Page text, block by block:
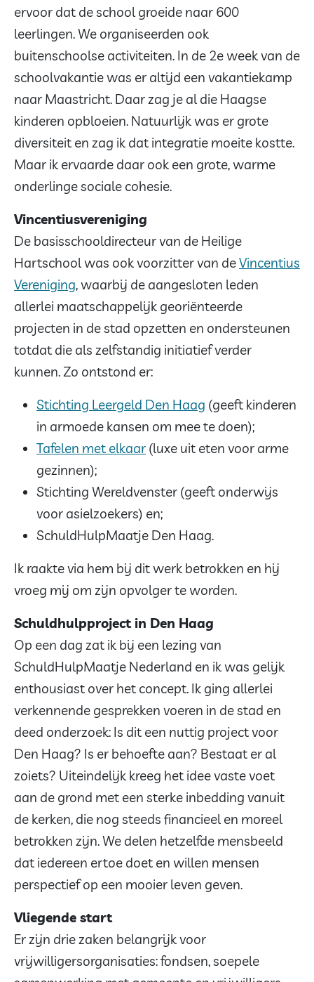
ervoor dat de school groeide naar 600
leerlingen. We organiseerden ook
buitenschoolse activiteiten. In de 2e week van de
schoolvakantie was er altijd een vakantiekamp
naar Maastricht. Daar zag je al die Haagse
kinderen opbloeien. Natuurlijk was er grote
diversiteit en zag ik dat integratie moeite kostte.
Maar ik ervaarde daar ook een grote, warme
onderlinge sociale cohesie.
Vincentiusvereniging
De basisschooldirecteur van de Heilige
Hartschool was ook voorzitter van deVincentius
Vereniging, waarbij de aangesloten leden
allerlei maatschappelijk georiënteerde
projecten in de stad opzetten en ondersteunen
totdat die als zelfstandig initiatief verder
kunnen. Zo ontstond er:
Stichting Leergeld Den Haag (geeft kinderen
in armoede kansen om mee te doen);
Tafelen met elkaar (luxe uit eten voor arme
gezinnen);
Stichting Wereldvenster (geeft onderwijs
voor asielzoekers) en;
SchuldHulpMaatje Den Haag.
Ik raakte via hem bij dit werk betrokken en hij
vroeg mij om zijn opvolger te worden.
Schuldhulpproject in Den Haag
Op een dag zat ik bij een lezing van
SchuldHulpMaatje Nederland en ik was gelijk
enthousiast over het concept. Ik ging allerlei
verkennende gesprekken voeren in de stad en
deed onderzoek: Is dit een nuttig project voor
Den Haag? Is er behoefte aan? Bestaat er al
zoiets? Uiteindelijk kreeg het idee vaste voet
aan de grond met een sterke inbedding vanuit
de kerken, die nog steeds financieel en moreel
betrokken zijn. We delen hetzelfde mensbeeld
dat iedereen ertoe doet en willen mensen
perspectief op een mooier leven geven.
Vliegende start
Er zijn drie zaken belangrijk voor
vrijwilligersorganisaties: fondsen, soepele